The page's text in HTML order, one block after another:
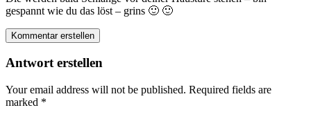
gespannt wie du das löst – grins 🙂 🙂
Kommentar erstellen
Antwort erstellen
Your email address will not be published. Required fields are
marked *